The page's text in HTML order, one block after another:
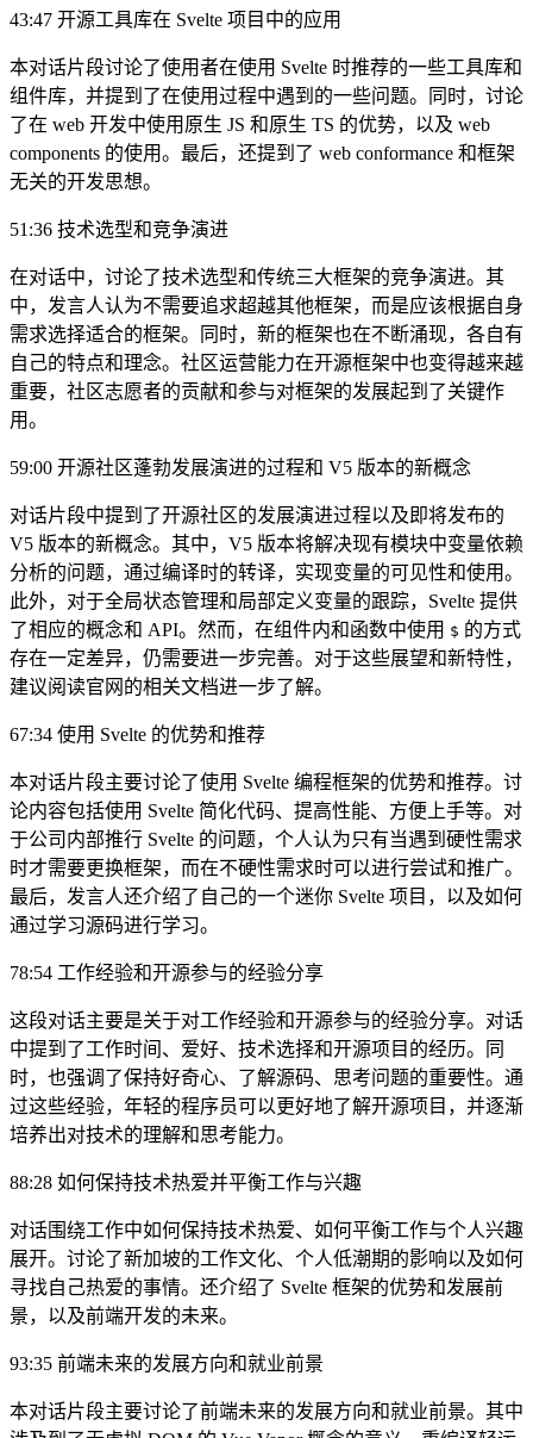
43:47 开源工具库在 Svelte 项目中的应用
本对话片段讨论了使用者在使用 Svelte 时推荐的一些工具库和
组件库，并提到了在使用过程中遇到的一些问题。同时，讨论
了在 web 开发中使用原生 JS 和原生 TS 的优势，以及 web
components 的使用。最后，还提到了 web conformance 和框架
无关的开发思想。
51:36 技术选型和竞争演进
在对话中，讨论了技术选型和传统三大框架的竞争演进。其
中，发言人认为不需要追求超越其他框架，而是应该根据自身
需求选择适合的框架。同时，新的框架也在不断涌现，各自有
自己的特点和理念。社区运营能力在开源框架中也变得越来越
重要，社区志愿者的贡献和参与对框架的发展起到了关键作
用。
59:00 开源社区蓬勃发展演进的过程和 V5 版本的新概念
对话片段中提到了开源社区的发展演进过程以及即将发布的
V5 版本的新概念。其中，V5 版本将解决现有模块中变量依赖
分析的问题，通过编译时的转译，实现变量的可见性和使用。
此外，对于全局状态管理和局部定义变量的跟踪，Svelte 提供
了相应的概念和 API。然而，在组件内和函数中使用 $ 的方式
存在一定差异，仍需要进一步完善。对于这些展望和新特性，
建议阅读官网的相关文档进一步了解。
67:34 使用 Svelte 的优势和推荐
本对话片段主要讨论了使用 Svelte 编程框架的优势和推荐。讨
论内容包括使用 Svelte 简化代码、提高性能、方便上手等。对
于公司内部推行 Svelte 的问题，个人认为只有当遇到硬性需求
时才需要更换框架，而在不硬性需求时可以进行尝试和推广。
最后，发言人还介绍了自己的一个迷你 Svelte 项目，以及如何
通过学习源码进行学习。
78:54 工作经验和开源参与的经验分享
这段对话主要是关于对工作经验和开源参与的经验分享。对话
中提到了工作时间、爱好、技术选择和开源项目的经历。同
时，也强调了保持好奇心、了解源码、思考问题的重要性。通
过这些经验，年轻的程序员可以更好地了解开源项目，并逐渐
培养出对技术的理解和思考能力。
88:28 如何保持技术热爱并平衡工作与兴趣
对话围绕工作中如何保持技术热爱、如何平衡工作与个人兴趣
展开。讨论了新加坡的工作文化、个人低潮期的影响以及如何
寻找自己热爱的事情。还介绍了 Svelte 框架的优势和发展前
景，以及前端开发的未来。
93:35 前端未来的发展方向和就业前景
本对话片段主要讨论了前端未来的发展方向和就业前景。其中